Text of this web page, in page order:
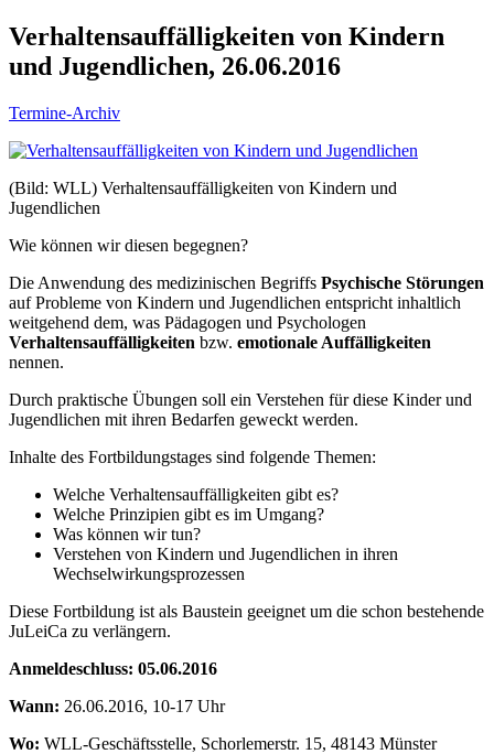
Verhaltensauffälligkeiten von Kindern
und Jugendlichen, 26.06.2016
Termine-Archiv
(Bild: WLL) Verhaltensauffälligkeiten von Kindern und
Jugendlichen
Wie können wir diesen begegnen?
Die Anwendung des medizinischen Begriffs Psychische Störungen
auf Probleme von Kindern und Jugendlichen entspricht inhaltlich
weitgehend dem, was Pädagogen und Psychologen
Verhaltensauffälligkeiten bzw. emotionale Auffälligkeiten
nennen.
Durch praktische Übungen soll ein Verstehen für diese Kinder und
Jugendlichen mit ihren Bedarfen geweckt werden.
Inhalte des Fortbildungstages sind folgende Themen:
Welche Verhaltensauffälligkeiten gibt es?
Welche Prinzipien gibt es im Umgang?
Was können wir tun?
Verstehen von Kindern und Jugendlichen in ihren
Wechselwirkungsprozessen
Diese Fortbildung ist als Baustein geeignet um die schon bestehende
JuLeiCa zu verlängern.
Anmeldeschluss: 05.06.2016
Wann: 26.06.2016, 10-17 Uhr
Wo: WLL-Geschäftsstelle, Schorlemerstr. 15, 48143 Münster